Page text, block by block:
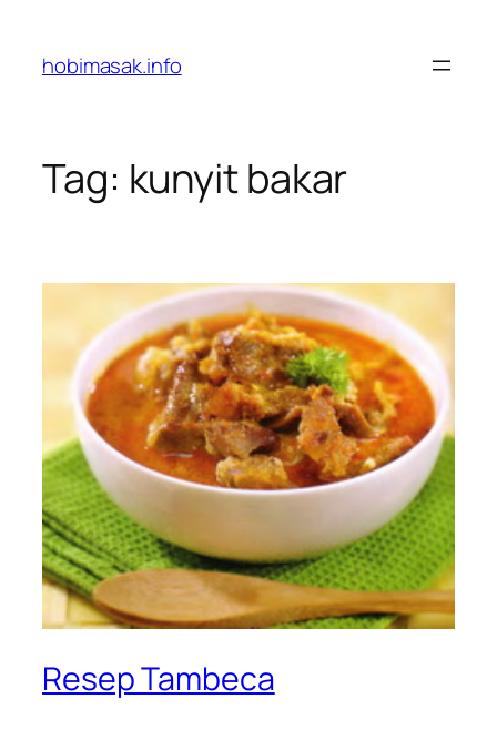
content
hobimasak.info
Tag: kunyit bakar
Resep Tambeca